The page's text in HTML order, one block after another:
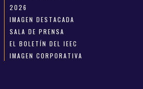
2026
IMAGEN DESTACADA
SALA DE PRENSA
EL BOLETÍN DEL IEEC
IMAGEN CORPORATIVA